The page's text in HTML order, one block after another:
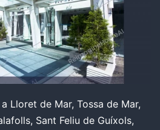
Lloret de Mar, Tossa de Mar,
Sant Feliu de Guíxols,